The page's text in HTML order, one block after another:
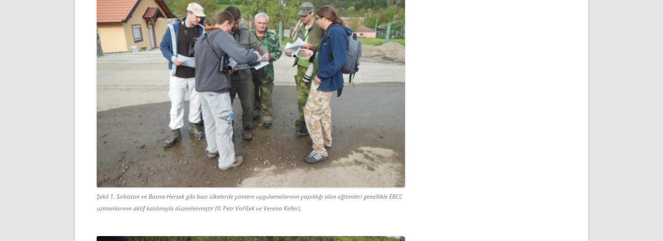
Şekil 1. Sırbistan ve Bosna-Hersek gibi bazı ülkelerde yöntem uygulamalarının yapıldığı alan eğitimleri genellikle EBCC
uzmanlarının aktif katılımıyla düzenlenmiştir (© Petr Voříšek ve Verena Keller).